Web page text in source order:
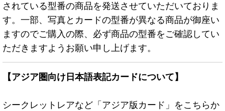
されている型番の商品を発送させていただいておりま
す。一部、写真とカードの型番が異なる商品が御座い
ますのでご購入の際、必ず商品の型番をご確認してい
ただきますようお願い申し上げます。
【アジア圏向け日本語表記カードについて】
シークレットレアなど「アジア版カード」をこちらか